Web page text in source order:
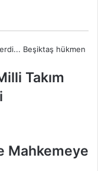
Takım
Mahkemeye